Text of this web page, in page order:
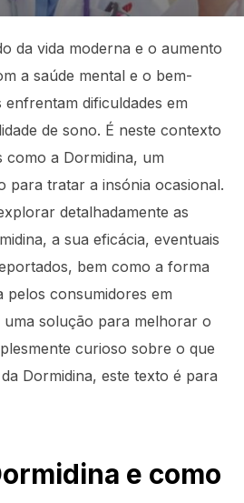
da vida moderna e o aumento
a saúde mental e o bem-
enfrentam dificuldades em
de sono. É neste contexto
a Dormidina, um
para tratar a insónia ocasional.
detalhadamente as
a sua eficácia, eventuais
bem como a forma
pelos consumidores em
solução para melhorar o
curioso sobre o que
Dormidina, este texto é para
e como